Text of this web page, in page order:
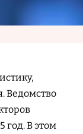
Ведомство
год. В этом